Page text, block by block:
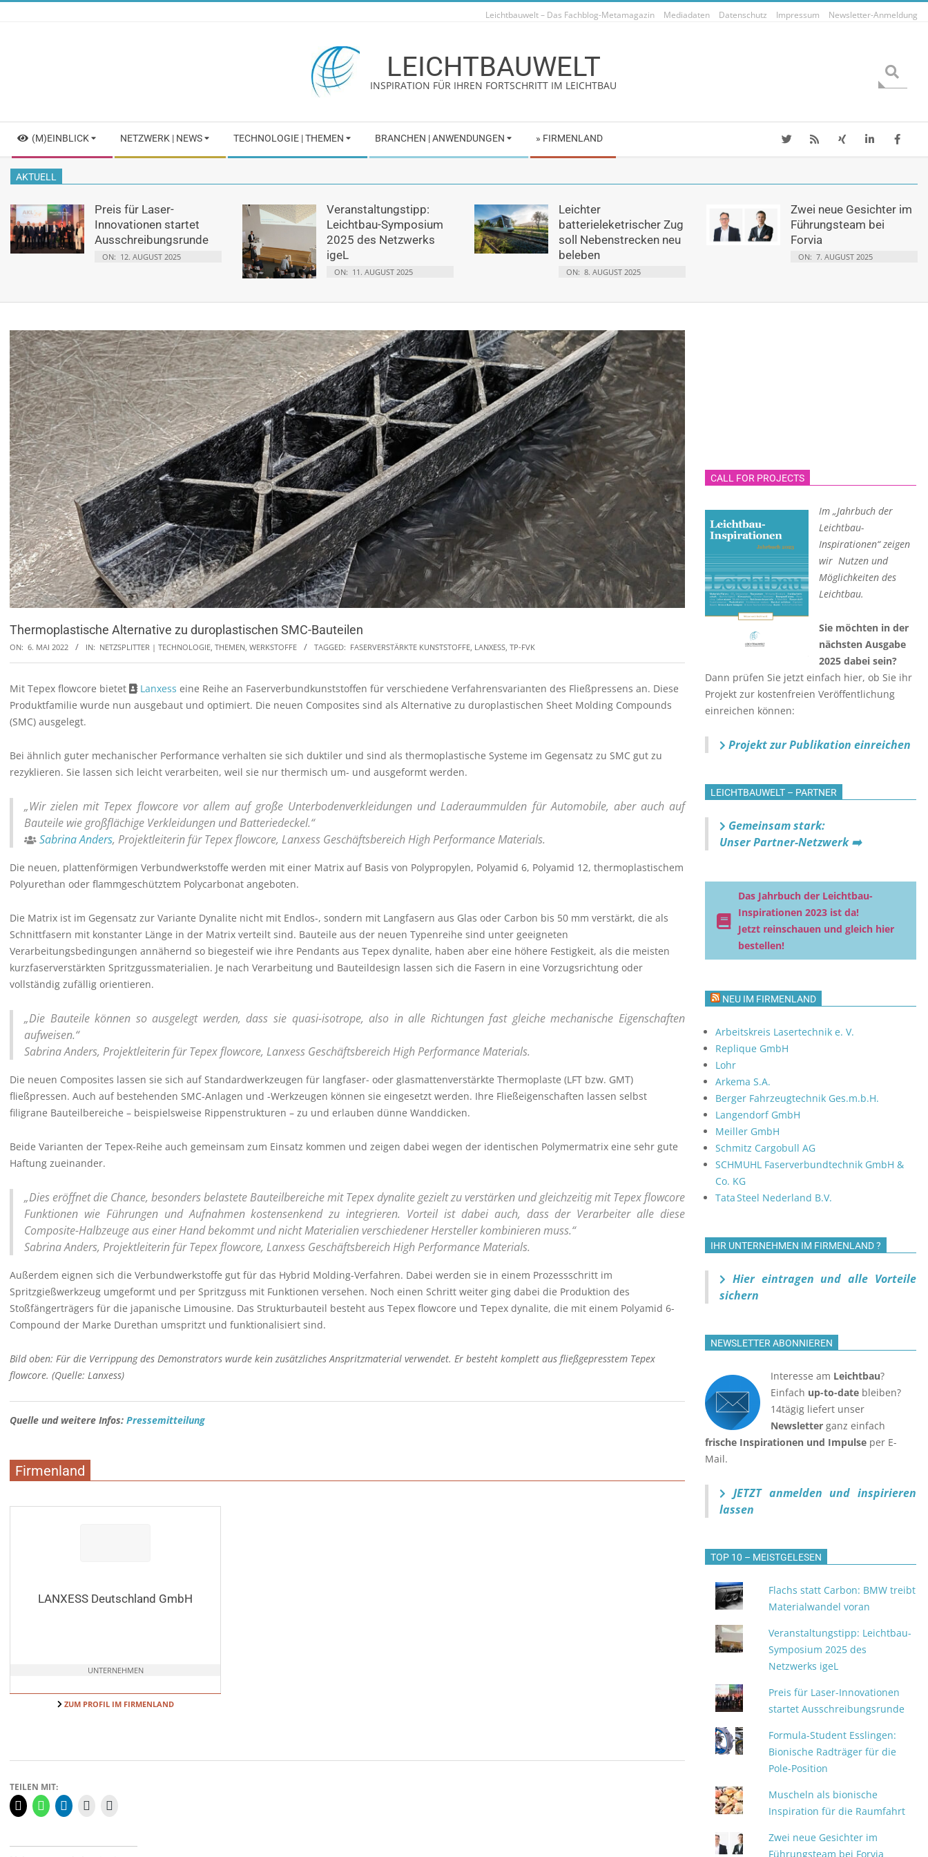
Leichtbauwelt – Das Fachblog-Metamagazin Mediadaten Datenschutz Impressum Newsletter-Anmeldung
LEICHTBAUWELT
INSPIRATION FÜR IHREN FORTSCHRITT IM LEICHTBAU
Navigation
Menu
(M)EINBLICK NETZWERK | NEWS TECHNOLOGIE | THEMEN BRANCHEN | ANWENDUNGEN » FIRMENLAND
AKTUELL
Preis für Laser-
Innovationen startet
Ausschreibungsrunde
ON: 12. AUGUST 2025
Veranstaltungstipp:
Leichtbau-Symposium
2025 des Netzwerks
igeL
ON: 11. AUGUST 2025
Leichter
batterieleketrischer Zug
soll Nebenstrecken neu
beleben
ON: 8. AUGUST 2025
Zwei neue Gesichter im
Führungsteam bei
Forvia
ON: 7. AUGUST 2025
Thermoplastische Alternative zu duroplastischen SMC-Bauteilen
ON: 6. MAI 2022 IN: NETZSPLITTER | TECHNOLOGIE, THEMEN WERKSTOFFE TAGGED: FASERVERSTÄRKTE KUNSTSTOFFE LANXESS TP-FVK
Mit Tepex flowcore bietet Lanxess eine Reihe an Faserverbundkunststoffen für verschiedene Verfahrensvarianten des Fließpressens an. Diese
Produktfamilie wurde nun ausgebaut und optimiert. Die neuen Composites sind als Alternative zu duroplastischen Sheet Molding Compounds
(SMC) ausgelegt.
Bei ähnlich guter mechanischer Performance verhalten sie sich duktiler und sind als thermoplastische Systeme im Gegensatz zu SMC gut zu
rezyklieren. Sie lassen sich leicht verarbeiten, weil sie nur thermisch um- und ausgeformt werden.
„Wir zielen mit Tepex flowcore vor allem auf große Unterbodenverkleidungen und Laderaummulden für Automobile, aber auch auf
Bauteile wie großflächige Verkleidungen und Batteriedeckel.“
Sabrina Anders, Projektleiterin für Tepex flowcore, Lanxess Geschäftsbereich High Performance Materials.
Die neuen, plattenförmigen Verbundwerkstoffe werden mit einer Matrix auf Basis von Polypropylen, Polyamid 6, Polyamid 12, thermoplastischem
Polyurethan oder flammgeschütztem Polycarbonat angeboten.
Die Matrix ist im Gegensatz zur Variante Dynalite nicht mit Endlos-, sondern mit Langfasern aus Glas oder Carbon bis 50 mm verstärkt, die als
Schnittfasern mit konstanter Länge in der Matrix verteilt sind. Bauteile aus der neuen Typenreihe sind unter geeigneten
Verarbeitungsbedingungen annähernd so biegesteif wie ihre Pendants aus Tepex dynalite, haben aber eine höhere Festigkeit, als die meisten
kurzfaserverstärkten Spritzgussmaterialien. Je nach Verarbeitung und Bauteildesign lassen sich die Fasern in eine Vorzugsrichtung oder
vollständig zufällig orientieren.
„Die Bauteile können so ausgelegt werden, dass sie quasi-isotrope, also in alle Richtungen fast gleiche mechanische Eigenschaften
aufweisen.“
Sabrina Anders, Projektleiterin für Tepex flowcore, Lanxess Geschäftsbereich High Performance Materials.
Die neuen Composites lassen sie sich auf Standardwerkzeugen für langfaser- oder glasmattenverstärkte Thermoplaste (LFT bzw. GMT)
fließpressen. Auch auf bestehenden SMC-Anlagen und -Werkzeugen können sie eingesetzt werden. Ihre Fließeigenschaften lassen selbst
filigrane Bauteilbereiche – beispielsweise Rippenstrukturen – zu und erlauben dünne Wanddicken.
Beide Varianten der Tepex-Reihe auch gemeinsam zum Einsatz kommen und zeigen dabei wegen der identischen Polymermatrix eine sehr gute
Haftung zueinander.
„Dies eröffnet die Chance, besonders belastete Bauteilbereiche mit Tepex dynalite gezielt zu verstärken und gleichzeitig mit Tepex flowcore
Funktionen wie Führungen und Aufnahmen kostensenkend zu integrieren. Vorteil ist dabei auch, dass der Verarbeiter alle diese
Composite-Halbzeuge aus einer Hand bekommt und nicht Materialien verschiedener Hersteller kombinieren muss.“
Sabrina Anders, Projektleiterin für Tepex flowcore, Lanxess Geschäftsbereich High Performance Materials.
Außerdem eignen sich die Verbundwerkstoffe gut für das Hybrid Molding-Verfahren. Dabei werden sie in einem Prozessschritt im
Spritzgießwerkzeug umgeformt und per Spritzguss mit Funktionen versehen. Noch einen Schritt weiter ging dabei die Produktion des
Stoßfängerträgers für die japanische Limousine. Das Strukturbauteil besteht aus Tepex flowcore und Tepex dynalite, die mit einem Polyamid 6-
Compound der Marke Durethan umspritzt und funktionalisiert sind.
Bild oben: Für die Verrippung des Demonstrators wurde kein zusätzliches Anspritzmaterial verwendet. Er besteht komplett aus fließgepresstem Tepex
flowcore. (Quelle: Lanxess)
Quelle und weitere Infos: Pressemitteilung
Firmenland
LANXESS Deutschland GmbH
UNTERNEHMEN
ZUM PROFIL IM FIRMENLAND
TEILEN MIT:
CALL FOR PROJECTS
Im „Jahrbuch der
Leichtbau-
Inspirationen“ zeigen
wir Nutzen und
Möglichkeiten des
Leichtbau.
Sie möchten in der
nächsten Ausgabe
2025 dabei sein?
Dann prüfen Sie jetzt einfach hier, ob Sie ihr
Projekt zur kostenfreien Veröffentlichung
einreichen können:
Projekt zur Publikation einreichen
LEICHTBAUWELT – PARTNER
Gemeinsam stark:
Unser Partner-Netzwerk ➡️
Das Jahrbuch der Leichtbau-
Inspirationen 2023 ist da!
Jetzt reinschauen und gleich hier
bestellen!
NEU IM FIRMENLAND
Arbeitskreis Lasertechnik e. V.
Replique GmbH
Lohr
Arkema S.A.
Berger Fahrzeugtechnik Ges.m.b.H.
Langendorf GmbH
Meiller GmbH
Schmitz Cargobull AG
SCHMUHL Faserverbundtechnik GmbH &
Co. KG
Tata Steel Nederland B.V.
IHR UNTERNEHMEN IM FIRMENLAND ?
Hier eintragen und alle Vorteile
sichern
NEWSLETTER ABONNIEREN
Interesse am Leichtbau?
Einfach up-to-date bleiben?
14tägig liefert unser
Newsletter ganz einfach
frische Inspirationen und Impulse per E-
Mail.
JETZT anmelden und inspirieren
lassen
TOP 10 – MEISTGELESEN
Flachs statt Carbon: BMW treibt
Materialwandel voran
Veranstaltungstipp: Leichtbau-
Symposium 2025 des
Netzwerks igeL
Preis für Laser-Innovationen
startet Ausschreibungsrunde
Formula-Student Esslingen:
Bionische Radträger für die
Pole-Position
Muscheln als bionische
Inspiration für die Raumfahrt
Zwei neue Gesichter im
Führungsteam bei Forvia